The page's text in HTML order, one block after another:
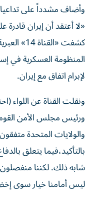
وأضاف مشدداً على
«لا أعتقد أن إيران
كشفت
المنظومة العسكرية في
لإبرام اتفاق مع إيران.
ونقلت القناة عن اللواء
ورئيس مجلس الأمن
والولايات المتحدة
بالتأكيد،فيما يتعلق
شابه ذلك. لكننا
ليس أمامنا خيار سوى